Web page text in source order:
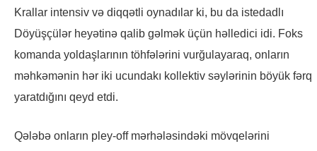
Krallar intensiv və diqqətli oynadılar ki, bu da istedadlı
Döyüşçülər heyətinə qalib gəlmək üçün həlledici idi. Foks
komanda yoldaşlarının töhfələrini vurğulayaraq, onların
məhkəmənin hər iki ucundakı kollektiv səylərinin böyük fərq
yaratdığını qeyd etdi.
Qələbə onların pley-off mərhələsindəki mövqelərini